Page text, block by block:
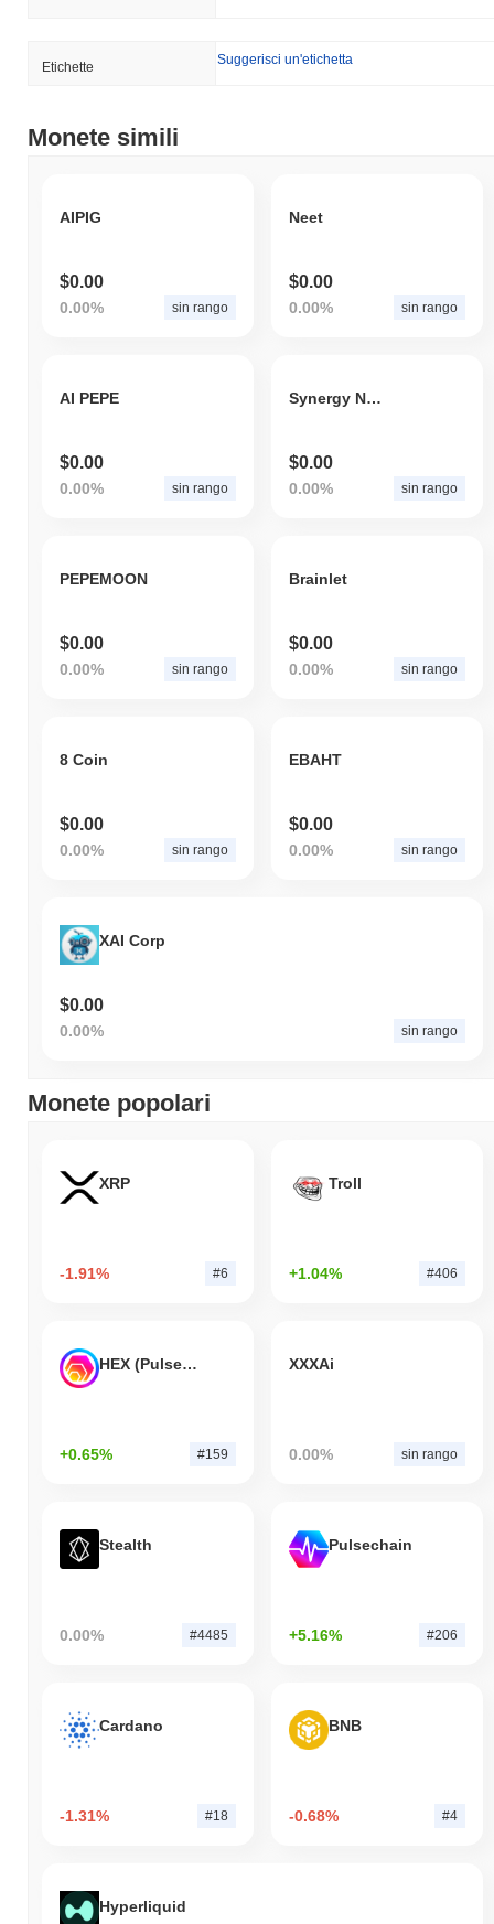
Etichette Suggerisci un'etichetta
Monete simili
AIPIG
$0.00
0.00% sin rango
Neet
$0.00
0.00% sin rango
AI PEPE
$0.00
0.00% sin rango
Synergy Network
$0.00
0.00% sin rango
PEPEMOON
$0.00
0.00% sin rango
Brainlet
$0.00
0.00% sin rango
8 Coin
$0.00
0.00% sin rango
EBAHT
$0.00
0.00% sin rango
XAI Corp
$0.00
0.00% sin rango
Monete popolari
XRP
-1.91% #6
Troll
+1.04% #406
HEX (Pulsechain)
+0.65% #159
XXXAi
0.00% sin rango
Stealth
0.00% #4485
Pulsechain
+5.16% #206
Cardano
-1.31% #18
BNB
-0.68% #4
Hyperliquid